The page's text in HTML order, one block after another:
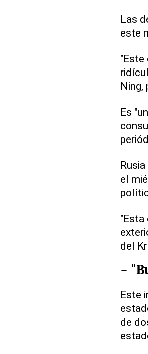
Las
este
Ning,
Es
el
del
-
Este
de